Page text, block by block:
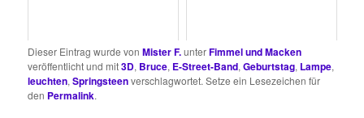
Dieser Eintrag wurde vonMister F.unterFimmel und Macken
veröffentlicht und mit3D, Bruce, E-Street-Band,Geburtstag, Lampe,
leuchten,Springsteenverschlagwortet. Setze ein Lesezeichen für
den Permalink.